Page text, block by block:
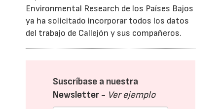
Environmental Research de los Países Bajos
ya ha solicitado incorporar todos los datos
del trabajo de Callejón y sus compañeros.
Suscríbase a nuestra
Newsletter - Ver ejemplo